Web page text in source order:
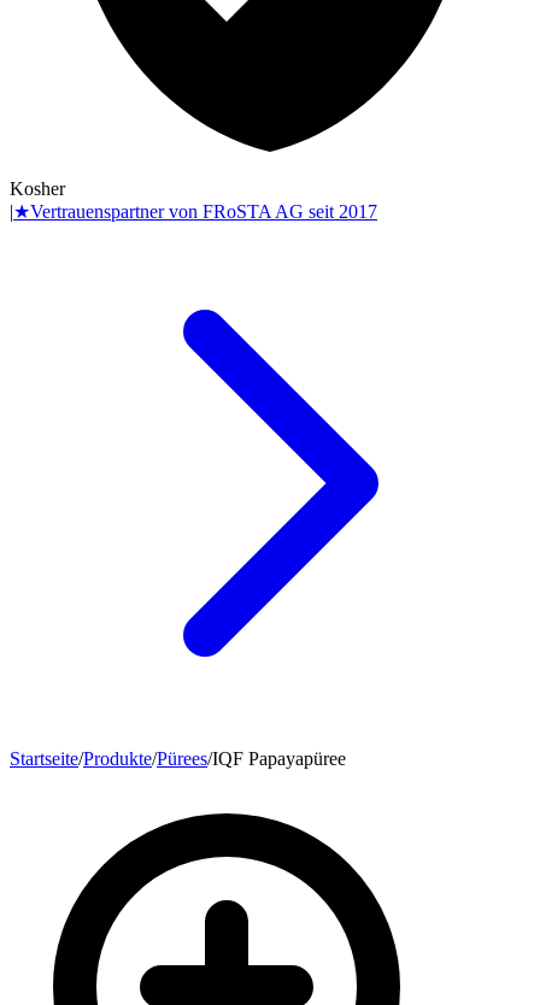
Kosher
|★Vertrauenspartner von FRoSTA AG seit 2017
Startseite/Produkte/Pürees/IQF Papayapüree